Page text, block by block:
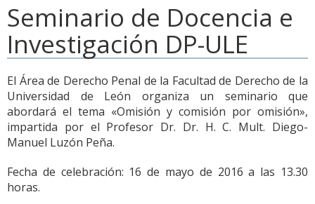
Seminario de Docencia e
Investigación DP-ULE
El Área de Derecho Penal de la Facultad de Derecho de la
Universidad de León organiza un seminario que
abordará el tema «Omisión y comisión por omisión»,
impartida por el Profesor Dr. Dr. H. C. Mult. Diego-
Manuel Luzón Peña.
Fecha de celebración: 16 de mayo de 2016 a las 13.30
horas.